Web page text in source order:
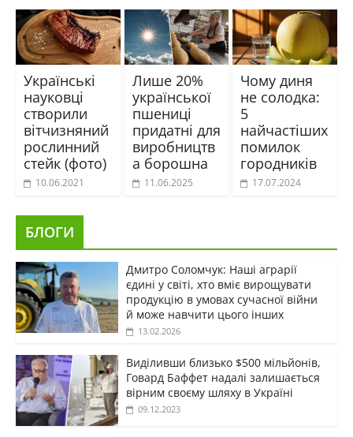
Українські
науковці
створили
вітчизняний
рослинний
стейк (фото)
10.06.2021
Лише 20%
української
пшениці
придатні для
виробництв
а борошна
11.06.2025
Чому диня
не солодка:
5
найчастіших
помилок
городників
17.07.2024
БЛОГИ
Дмитро Соломчук: Наші аграрії
єдині у світі, хто вміє вирощувати
продукцію в умовах сучасної війни
й може навчити цього інших
13.02.2026
Виділивши близько $500 мільйонів,
Говард Баффет надалі залишається
вірним своєму шляху в Україні
09.12.2023